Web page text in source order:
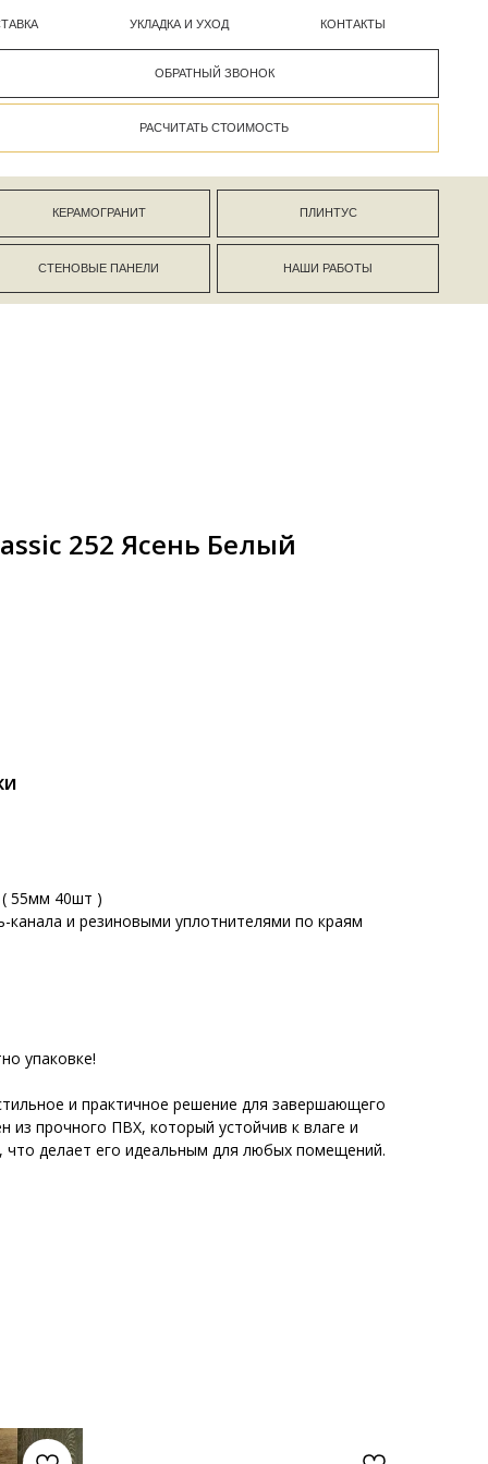
КОНТАКТЫ
УКЛАДКА И УХОД
НАШИ РАБОТЫ
ПЛИНТУС
252 Ясень Белый
( 55мм 40шт )
канала и резиновыми уплотнителями по краям
упаковке!
и практичное решение для завершающего
из прочного ПВХ, который устойчив к влаге и
делает его идеальным для любых помещений.